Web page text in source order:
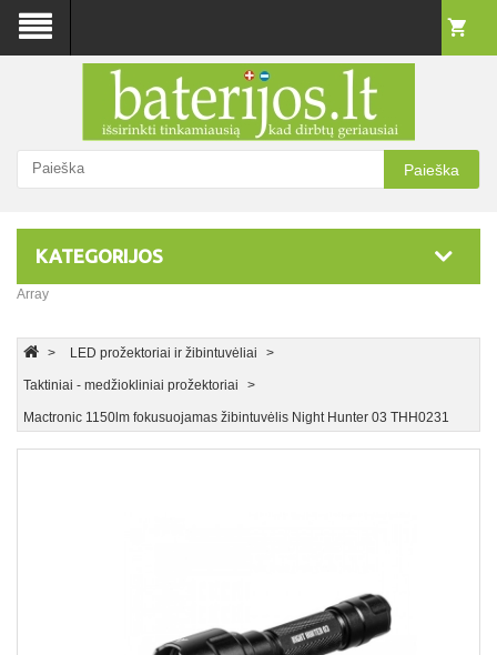
Paieška
KATEGORIJOS
Array
LED prožektoriai ir žibintuvėliai
Taktiniai - medžiokliniai prožektoriai
Mactronic 1150lm fokusuojamas žibintuvėlis Night Hunter 03 THH0231